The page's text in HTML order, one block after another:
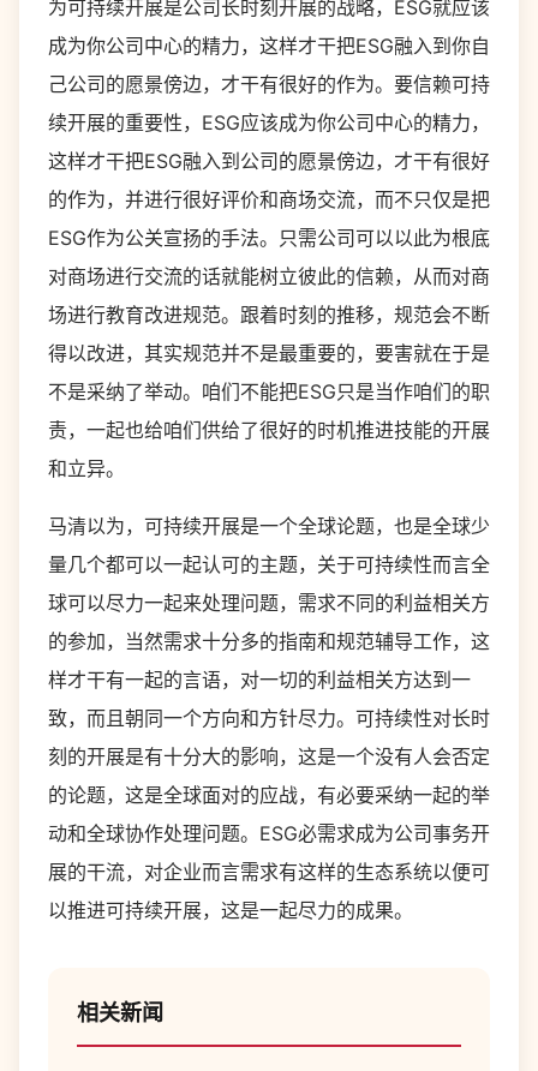
为可持续开展是公司长时刻开展的战略，ESG就应该
成为你公司中心的精力，这样才干把ESG融入到你自
己公司的愿景傍边，才干有很好的作为。要信赖可持
续开展的重要性，ESG应该成为你公司中心的精力，
这样才干把ESG融入到公司的愿景傍边，才干有很好
的作为，并进行很好评价和商场交流，而不只仅是把
ESG作为公关宣扬的手法。只需公司可以以此为根底
对商场进行交流的话就能树立彼此的信赖，从而对商
场进行教育改进规范。跟着时刻的推移，规范会不断
得以改进，其实规范并不是最重要的，要害就在于是
不是采纳了举动。咱们不能把ESG只是当作咱们的职
责，一起也给咱们供给了很好的时机推进技能的开展
和立异。
马清以为，可持续开展是一个全球论题，也是全球少
量几个都可以一起认可的主题，关于可持续性而言全
球可以尽力一起来处理问题，需求不同的利益相关方
的参加，当然需求十分多的指南和规范辅导工作，这
样才干有一起的言语，对一切的利益相关方达到一
致，而且朝同一个方向和方针尽力。可持续性对长时
刻的开展是有十分大的影响，这是一个没有人会否定
的论题，这是全球面对的应战，有必要采纳一起的举
动和全球协作处理问题。ESG必需求成为公司事务开
展的干流，对企业而言需求有这样的生态系统以便可
以推进可持续开展，这是一起尽力的成果。
相关新闻